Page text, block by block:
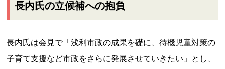
長内氏の立候補への抱負
長内氏は会見で「浅利市政の成果を礎に、待機児童対策の
子育て支援など市政をさらに発展させていきたい」とし、